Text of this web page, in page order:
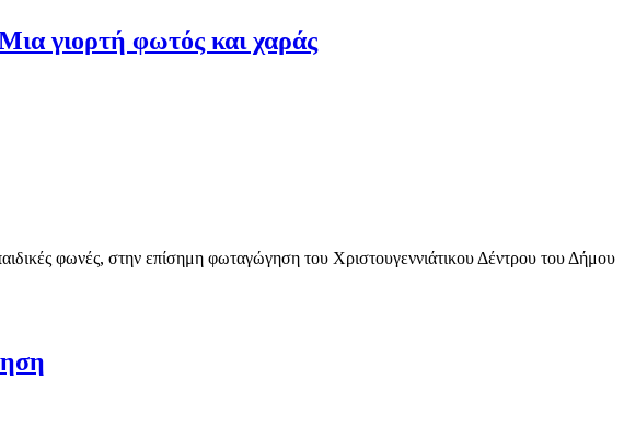
γιορτή φωτός και χαράς
φωνές, στην επίσημη φωταγώγηση του Χριστουγεννιάτικου Δέντρου του Δήμου